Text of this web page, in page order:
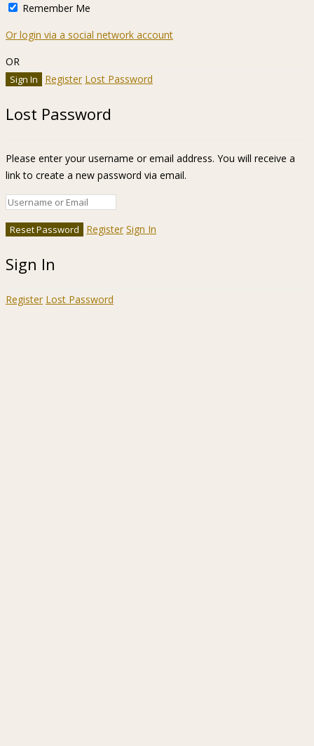
Remember Me
Or login via a social network account
OR
Register Lost Password
Lost Password
Please enter your username or email address. You will receive a
link to create a new password via email.
Register Sign In
Sign In
Register Lost Password